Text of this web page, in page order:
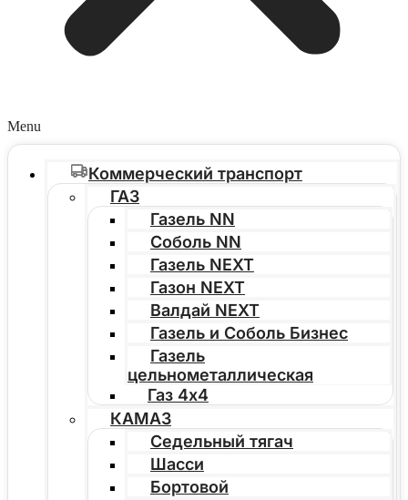
Menu
Коммерческий транспорт
ГАЗ
Газель NN
Соболь NN
Газель NEXT
Газон NEXT
Валдай NEXT
Газель и Соболь Бизнес
Газель
цельнометаллическая
Газ 4х4
КАМАЗ
Седельный тягач
Шасси
Бортовой